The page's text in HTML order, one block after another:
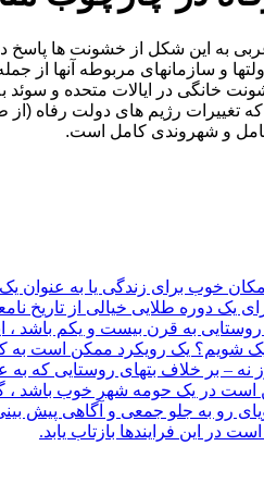
اگرچه تقریباً تمام کشورهای غربی به این شکل از
و سازمانهای مربوطه آنها از
خانگی در ایالات متحده و سوئد
رژیم های دولت رفاه (از
کامل و شهروندی کامل است.
خوب برای زندگی یا به
دوره طلایی خیالی از تاریخ
به قرن بیست و یکم باشد ،
یک رویکرد ممکن است به
نه – بر خلاف بتهای روستایی که
در یک حومه شهر خوب باشد ،
رو به جلو جمعی و آگاهی پیش
این فرایندها بازتاب یابد.